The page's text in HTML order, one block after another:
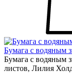
Бумага с водяным
Бумага с водяным
листов, Лилия